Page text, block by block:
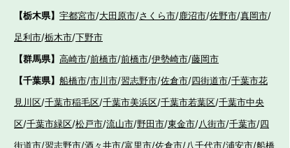
【栃木県】 宇都宮市/大田原市/さくら市/鹿沼市/佐野市/真岡市/
足利市/栃木市/下野市
【群馬県】 高崎市/前橋市/前橋市/伊勢崎市/藤岡市
【千葉県】 船橋市/市川市/習志野市/佐倉市/四街道市/千葉市花
見川区/千葉市稲毛区/千葉市美浜区/千葉市若葉区/千葉市中央
区/千葉市緑区/松戸市/流山市/野田市/東金市/八街市/千葉市/四
街道市/習志野市/酒々井市/富里市/佐倉市/八千代市/浦安市/船橋